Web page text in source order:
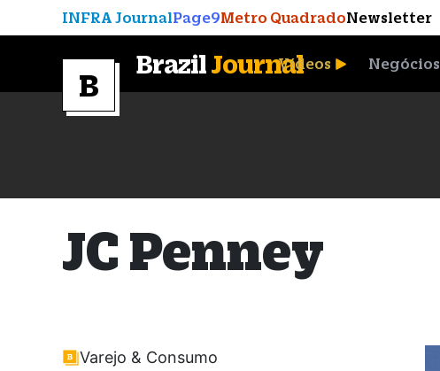
INFRA JournalPage9Metro QuadradoNewsletter
BrazilJournalVídeos Negócios
JC Penney
Varejo & Consumo